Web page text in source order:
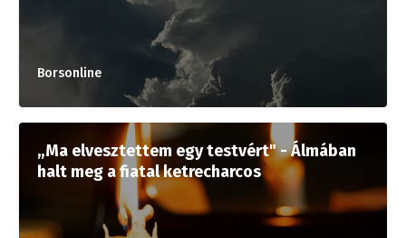
Borsonline
„Ma elvesztettem egy testvért" - Álmában
halt meg a fiatal ketrecharcos